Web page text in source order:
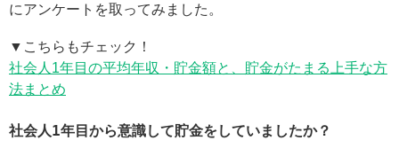
にアンケートを取ってみました。
▼こちらもチェック！
社会人1年目の平均年収・貯金額と、貯金がたまる上手な方
法まとめ
社会人1年目から意識して貯金をしていましたか？